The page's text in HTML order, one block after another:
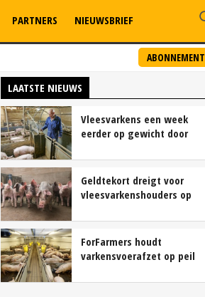
ABONNEMENT
PARTNERS NIEUWSBRIEF
LAATSTE NIEUWS
Vleesvarkens een week
eerder op gewicht door
brijvoer
Geldtekort dreigt voor
vleesvarkenshouders op
ForFarmers houdt
varkensvoerafzet op peil
varkensstapel